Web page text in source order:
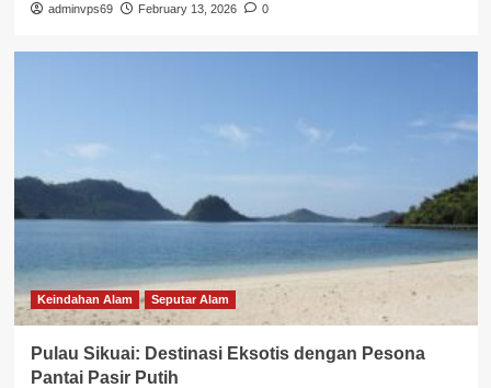
adminvps69 February 13, 2026 0
Keindahan Alam Seputar Alam
Pulau Sikuai: Destinasi Eksotis dengan Pesona
Pantai Pasir Putih